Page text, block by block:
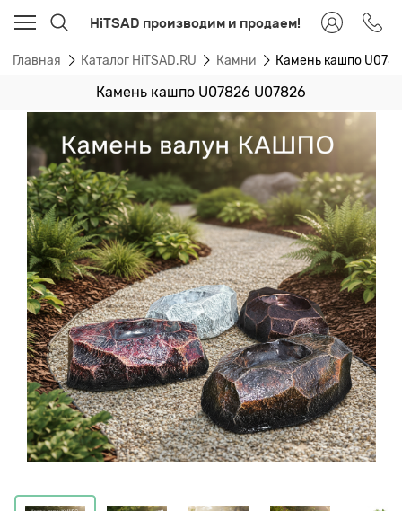
HiTSAD производим и продаем!
Главная Каталог HiTSAD.RU Камни Камень кашпо
Камень кашпо U07826 U07826